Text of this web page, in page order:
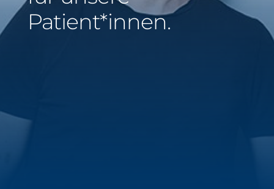
Middle East
Patient*innen.